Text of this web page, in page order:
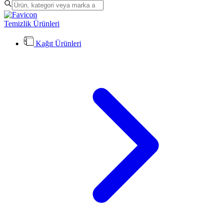
Temizlik Ürünleri
Kağıt Ürünleri